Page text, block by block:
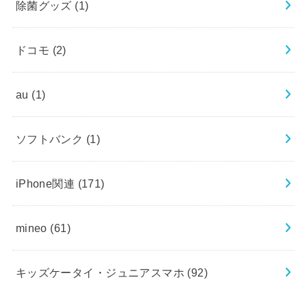
除菌グッズ (1)
ドコモ (2)
au (1)
ソフトバンク (1)
iPhone関連 (171)
mineo (61)
キッズケータイ・ジュニアスマホ (92)